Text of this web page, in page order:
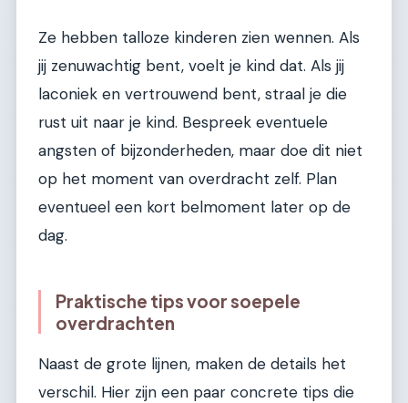
Ze hebben talloze kinderen zien wennen. Als
jij zenuwachtig bent, voelt je kind dat. Als jij
laconiek en vertrouwend bent, straal je die
rust uit naar je kind. Bespreek eventuele
angsten of bijzonderheden, maar doe dit niet
op het moment van overdracht zelf. Plan
eventueel een kort belmoment later op de
dag.
Praktische tips voor soepele
overdrachten
Naast de grote lijnen, maken de details het
verschil. Hier zijn een paar concrete tips die